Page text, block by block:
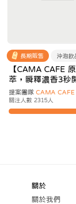
長期販售 沖泡飲
【CAMA CAFE
萃，瞬釋濃香3秒
提案團隊 CAMA CAFE
關注人數 2315人
關於
關於我們